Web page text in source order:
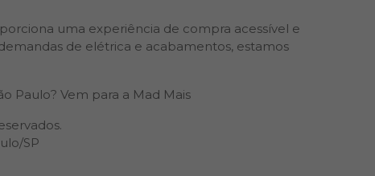
uma experiência de compra acessível e
de elétrica e acabamentos, estamos
Paulo? Vem para a Mad Mais
SP